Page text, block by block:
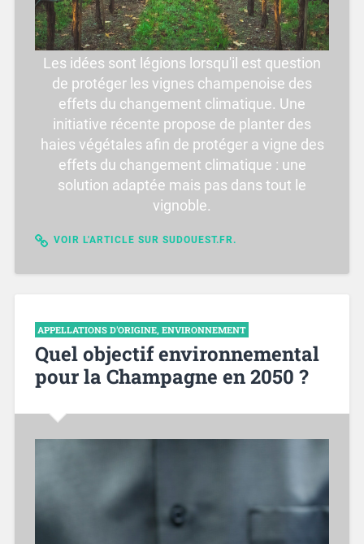
Les idées sont légions lorsqu'il est question
de protéger les vignes champenoise des
effets du changement climatique. Une
initiative récente propose de planter des
haies végétales afin de protéger a vigne des
effets du changement climatique : une
solution adaptée mais pas dans tout le
vignoble.
VOIR L'ARTICLE SUR SUDOUEST.FR.
APPELLATIONS D'ORIGINE, ENVIRONNEMENT
Quel objectif environnemental
pour la Champagne en 2050 ?